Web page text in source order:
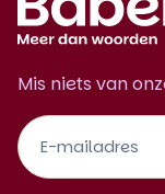
Mis niets van
Footer
Newsletter
NL